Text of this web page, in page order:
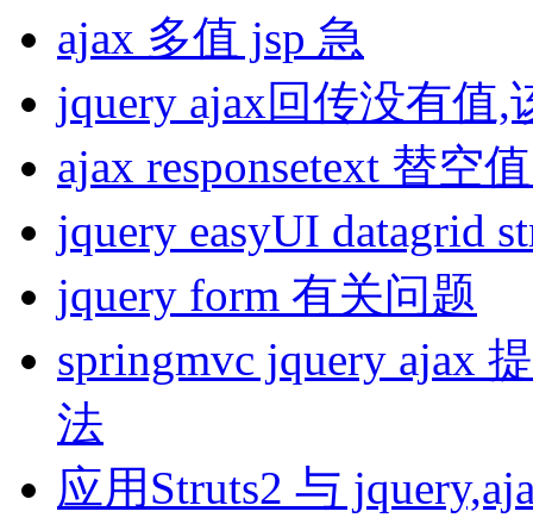
ajax 多值 jsp 急
jquery ajax回传没有值,
ajax responsetext 替空
jquery easyUI datagrid
jquery form 有关问题
springmvc jquery ajax
法
应用Struts2 与